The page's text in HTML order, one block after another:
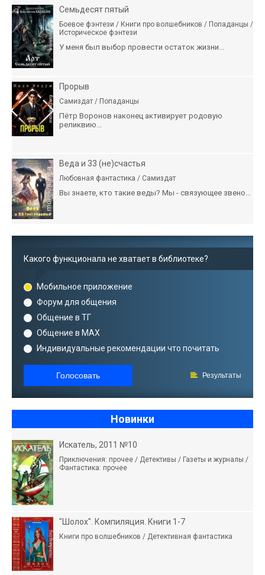
Семьдесят пятый
Боевое фэнтези / Книги про волшебников / Попаданцы /
Историческое фэнтези
У меня был выбор провести остаток жизни...
Прорыв
Самиздат / Попаданцы
Пётр Воронов наконец активирует родовую
реликвию...
Веда и 33 (не)счастья
Любовная фантастика / Самиздат
Вы знаете, кто такие веды? Мы - связующее звено...
Какого функционала не хватает в библиотеке?
Мобильное приложение
Форум для общения
Общение в ТГ
Общение в MAX
Индивидуальные рекомендации что почитать
Голосовать Результаты
Новинки
Искатель, 2011 №10
Приключения: прочее / Детективы / Газеты и журналы /
Фантастика: прочее
"Шолох". Компиляция. Книги 1-7
Книги про волшебников / Детективная фантастика